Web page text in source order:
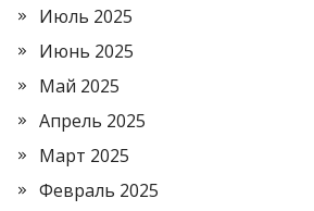
Июль 2025
Июнь 2025
Май 2025
Апрель 2025
Март 2025
Февраль 2025